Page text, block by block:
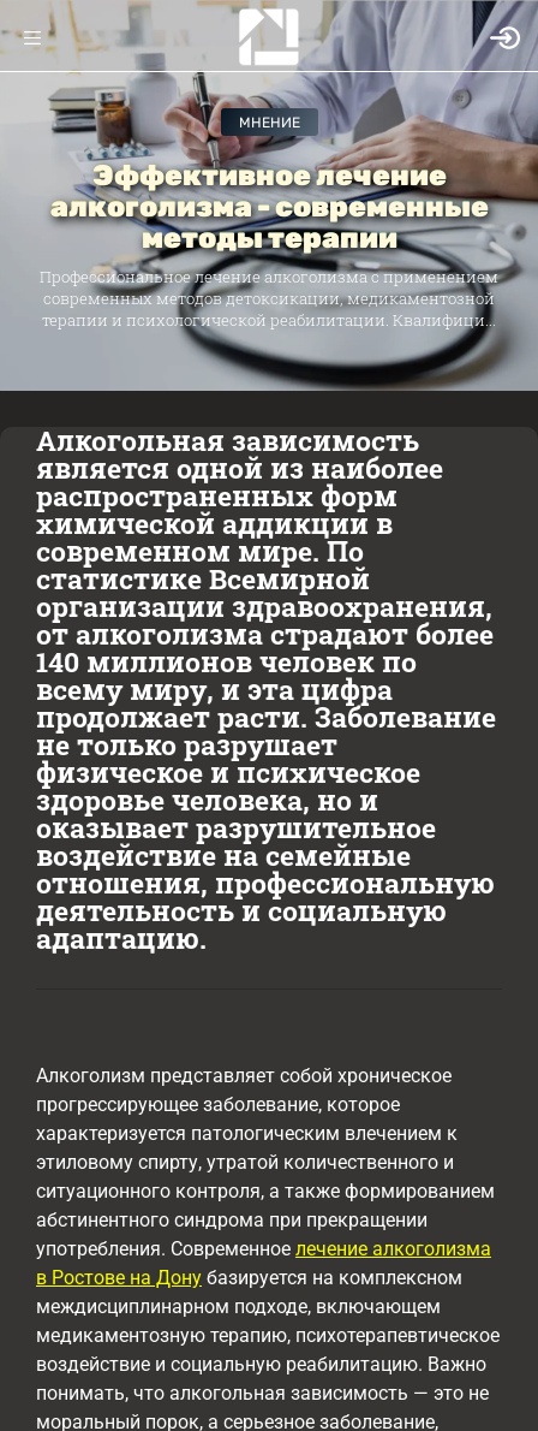
МНЕНИЕ
Эффективное лечение
алкоголизма - современные
методы терапии
Профессиональное лечение алкоголизма с применением
современных методов детоксикации, медикаментозной
терапии и психологической реабилитации. Квалифици...
Алкогольная зависимость
является одной из наиболее
распространенных форм
химической аддикции в
современном мире. По
статистике Всемирной
организации здравоохранения,
от алкоголизма страдают более
140 миллионов человек по
всему миру, и эта цифра
продолжает расти. Заболевание
не только разрушает
физическое и психическое
здоровье человека, но и
оказывает разрушительное
воздействие на семейные
отношения, профессиональную
деятельность и социальную
адаптацию.
Алкоголизм представляет собой хроническое
прогрессирующее заболевание, которое
характеризуется патологическим влечением к
этиловому спирту, утратой количественного и
ситуационного контроля, а также формированием
абстинентного синдрома при прекращении
употребления. Современное лечение алкоголизма
в Ростове на Дону базируется на комплексном
междисциплинарном подходе, включающем
медикаментозную терапию, психотерапевтическое
воздействие и социальную реабилитацию. Важно
понимать, что алкогольная зависимость — это не
моральный порок, а серьезное заболевание,